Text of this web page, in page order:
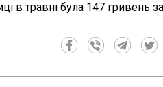
в травні була 147 гривень